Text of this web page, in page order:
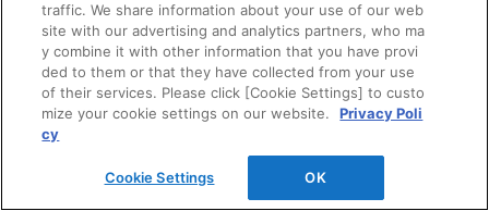
リフォーム
エンジニアリング情報
DAIKEN WEB SHOP
traffic. We share information about your use of our web
site with our advertising and analytics partners, who ma
y combine it with other information that you have provi
ded to them or that they have collected from your use
of their services. Please click [Cookie Settings] to custo
mize your cookie settings on our website.
Privacy Poli
cy
Cookie Settings OK